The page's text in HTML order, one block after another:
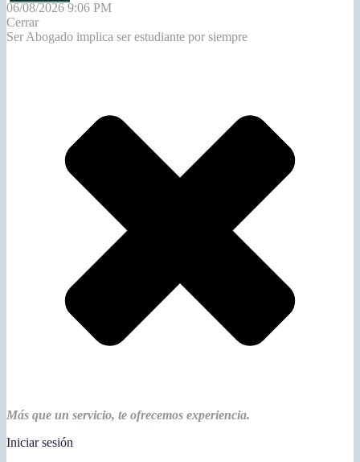
06/08/2026 9:06 PM
Cerrar
Ser Abogado implica ser estudiante por siempre
Más que un servicio, te ofrecemos experiencia.
Iniciar sesión